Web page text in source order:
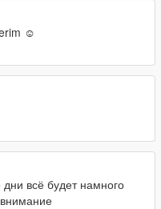
☺️
всё будет намного